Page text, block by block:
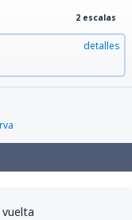
2 escalas
detalles